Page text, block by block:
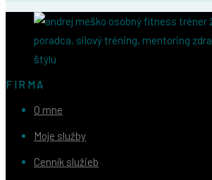
FIRMA
O mne
Moje služby
Cenník služieb